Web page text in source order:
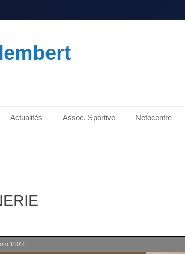
Actualités Assoc. Sportive Netocentre
100%